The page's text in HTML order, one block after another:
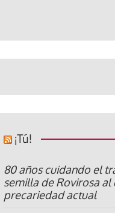
¡Tú!
80 años cuidando el
semilla de Rovirosa al
precariedad actual